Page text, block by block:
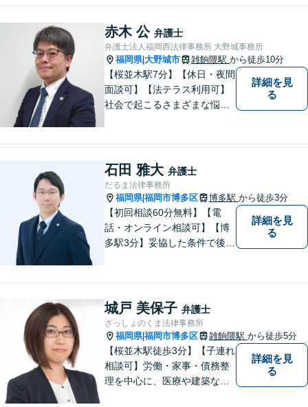
上で、最適な解決策を共に考
えます。
赤木 公 弁護士
弁護士法人福岡西法律事務所 大野城事務所
福岡県|大野城市 雑餉隈駅 から徒歩10分
【桜並木駅7分】【休日・夜間
面談可】【法テラス利用可】
社会で起こるさまざまな悩み
す。 困りごとやご相談があり
ましたら、どうぞお気軽にお
声がけください。
詳細を見
る
石田 雅大 弁護士
だるま法律事務所
福岡県|福岡市博多区 博多駅 から徒歩3分
【初回相談60分無料】【電
話・オンライン相談可】【博
多駅3分】妥協した条件で後悔
現実的な解決策をご提案いた
しますので、まずはお気軽に
ご相談ください。
詳細を見
る
城戸 美保子 弁護士
ざっしょのくま法律事務所
福岡県|福岡市博多区 雑餉隈駅 から徒歩5分
【桜並木駅徒歩3分】【子連れ
相談可】労働・家事・債務整
理を中心に、医療や建築など
詳細を見
る